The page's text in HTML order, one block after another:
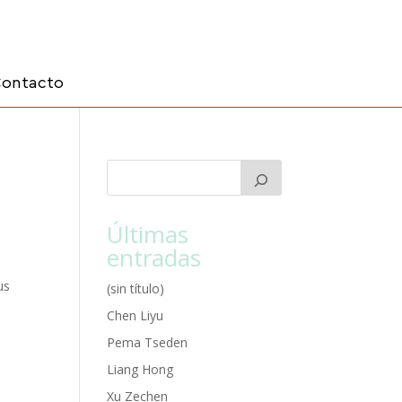
Últimas
entradas
(sin título)
Chen Liyu
Pema Tseden
Liang Hong
Xu Zechen